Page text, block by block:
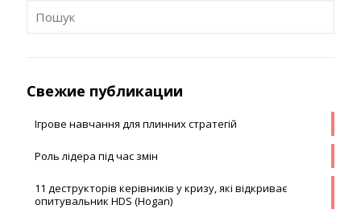
Свежие публикации
Ігрове навчання для плинних стратегій
Роль лідера під час змін
11 деструкторів керівників у кризу, які відкриває
опитувальник HDS (Hogan)